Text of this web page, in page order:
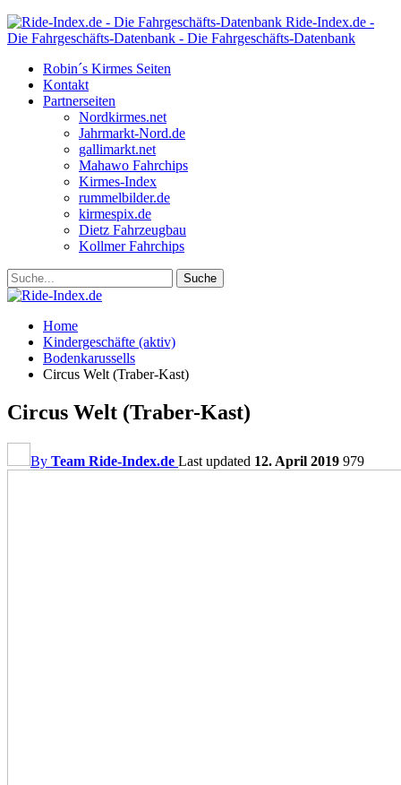
Ride-Index.de -
Die Fahrgeschäfts-Datenbank - Die Fahrgeschäfts-Datenbank
Robin´s Kirmes Seiten
Kontakt
Partnerseiten
Nordkirmes.net
Jahrmarkt-Nord.de
gallimarkt.net
Mahawo Fahrchips
Kirmes-Index
rummelbilder.de
kirmespix.de
Dietz Fahrzeugbau
Kollmer Fahrchips
Home
Kindergeschäfte (aktiv)
Bodenkarussells
Circus Welt (Traber-Kast)
Circus Welt (Traber-Kast)
By Team Ride-Index.de Last updated 12. April 2019 979